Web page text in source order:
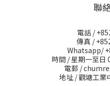
聯
電話 /
傳真 /
Whatsapp/
時間 / 星期一至日
電郵 /
地址 / 觀塘工業